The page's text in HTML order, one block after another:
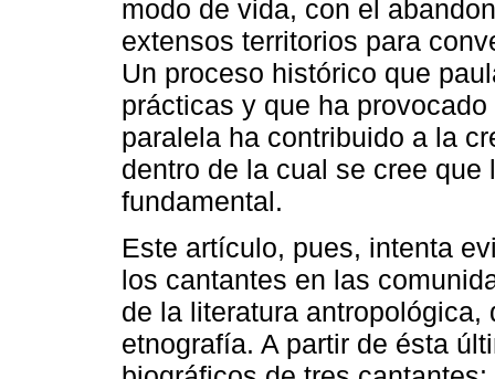
modo de vida, con el
extensos territorios para
Un proceso histórico que
prácticas y que ha
paralela ha contribuido a la
dentro de la cual se cree
fundamental.
Este artículo, pues, intenta
los cantantes en las
de la literatura
etnografía. A partir de ésta